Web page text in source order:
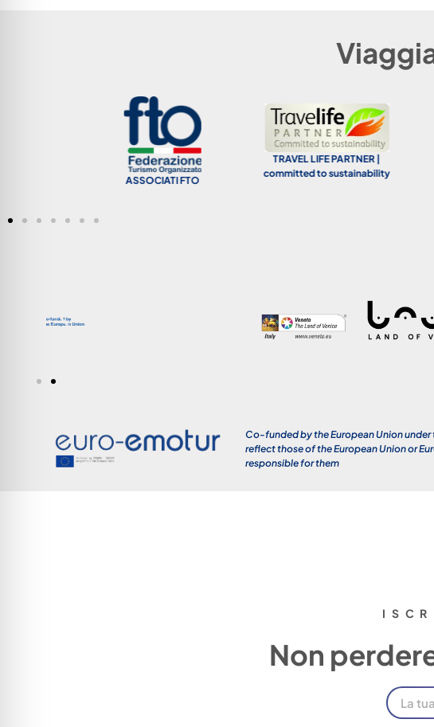
ASSOCIATI FTO
TRAVEL LIFE PARTNER |
committed to sustainability
Co-funded by the European Union under
reflect those of the European Union or
responsible for them
Non